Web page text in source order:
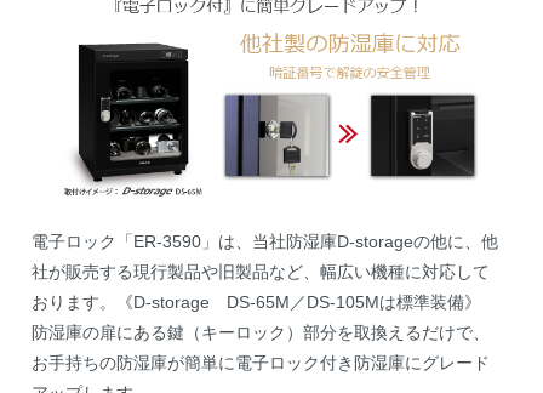
電子ロック「ER-3590」は、当社防湿庫D-storageの他に、他
社が販売する現行製品や旧製品など、幅広い機種に対応して
おります。《D-storage DS-65M／DS-105Mは標準装備》
防湿庫の扉にある鍵（キーロック）部分を取換えるだけで、
お手持ちの防湿庫が簡単に電子ロック付き防湿庫にグレード